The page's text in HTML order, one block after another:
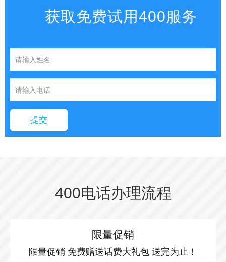
获取免费试用400服务
提交
400电话办理流程
限量促销
限量促销 免费赠送话费大礼包 送完为止！